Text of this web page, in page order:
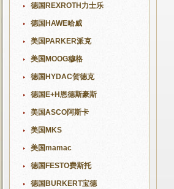
德国REXROTH力士乐
德国HAWE哈威
美国PARKER派克
美国MOOG穆格
德国HYDAC贺德克
德国E+H恩德斯豪斯
美国ASCO阿斯卡
美国MKS
美国mamac
德国FESTO费斯托
德国BURKERT宝德